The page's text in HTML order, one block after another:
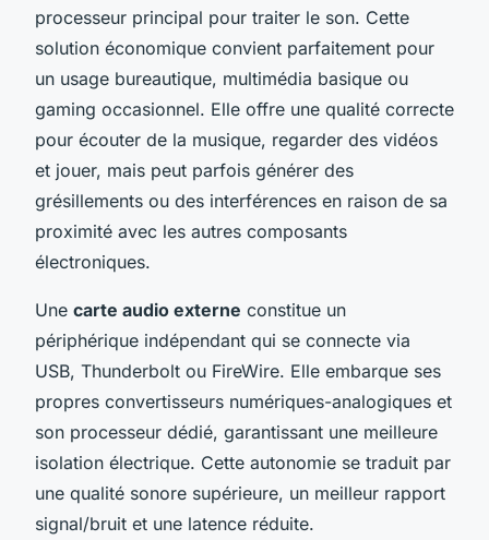
processeur principal pour traiter le son. Cette
solution économique convient parfaitement pour
un usage bureautique, multimédia basique ou
gaming occasionnel. Elle offre une qualité correcte
pour écouter de la musique, regarder des vidéos
et jouer, mais peut parfois générer des
grésillements ou des interférences en raison de sa
proximité avec les autres composants
électroniques.
Une carte audio externe constitue un
périphérique indépendant qui se connecte via
USB, Thunderbolt ou FireWire. Elle embarque ses
propres convertisseurs numériques-analogiques et
son processeur dédié, garantissant une meilleure
isolation électrique. Cette autonomie se traduit par
une qualité sonore supérieure, un meilleur rapport
signal/bruit et une latence réduite.